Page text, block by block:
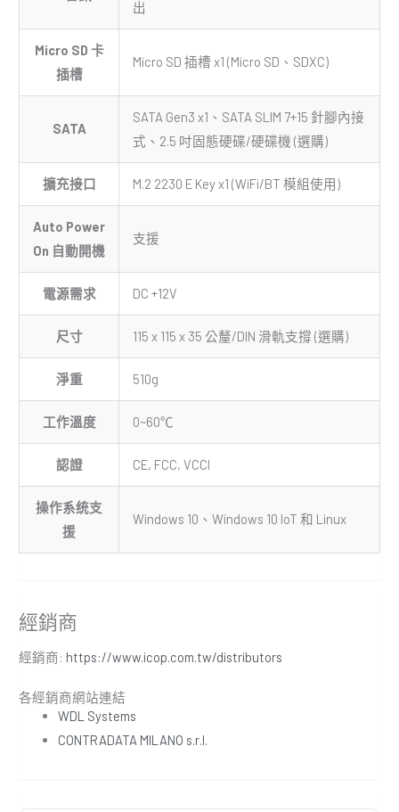
出
Micro SD 卡
插槽
Micro SD 插槽 x1 (Micro SD、SDXC)
SATA
SATA Gen3 x1、SATA SLIM 7+15 針腳內接
式、2.5 吋固態硬碟/硬碟機 (選購)
擴充接口 M.2 2230 E Key x1 (WiFi/BT 模組使用)
Auto Power
On 自動開機
支援
電源需求 DC +12V
尺寸 115 x 115 x 35 公釐/DIN 滑軌支撐 (選購)
淨重 510g
工作溫度 0~60℃
認證 CE, FCC, VCCI
操作系统支
援
Windows 10、Windows 10 IoT 和 Linux
經銷商
經銷商: https://www.icop.com.tw/distributors
各經銷商網站連結
WDL Systems
CONTRADATA MILANO s.r.l.